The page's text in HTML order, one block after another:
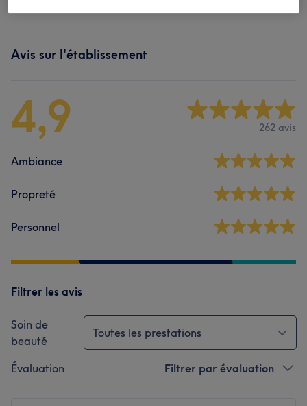
Avis sur l'établissement
4,9 262 avis
Ambiance
Propreté
Personnel
Filtrer les avis
Soin de
beauté
Toutes les prestations
Évaluation Filtrer par évaluation